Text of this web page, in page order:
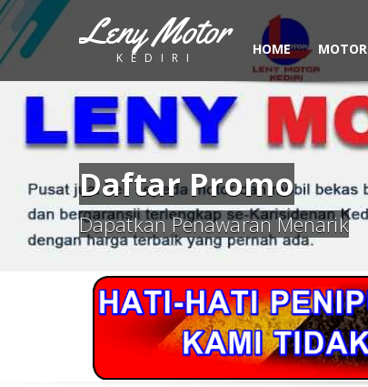
Leny Motor
KEDIRI
HOME MOTOR
Daftar Promo
Dapatkan Penawaran Menarik